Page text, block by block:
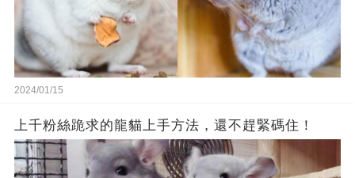
2024/01/15
上千粉絲跪求的龍貓上手方法，還不趕緊碼住！